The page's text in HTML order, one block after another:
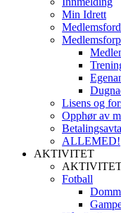
Min Idrett
Lisens og
Opphør av
ALLEMED!
AKTIVITET
Fotball